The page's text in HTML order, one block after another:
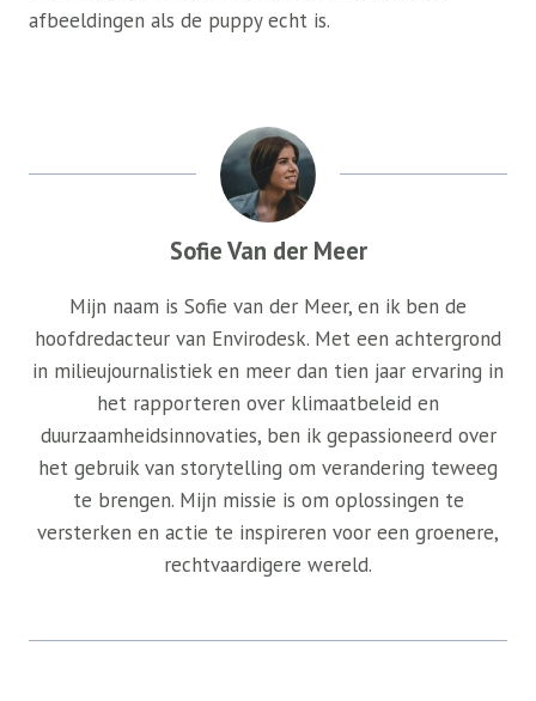
afbeeldingen als de puppy echt is.
Sofie Van der Meer
Mijn naam is Sofie van der Meer, en ik ben de
hoofdredacteur van Envirodesk. Met een achtergrond
in milieujournalistiek en meer dan tien jaar ervaring in
het rapporteren over klimaatbeleid en
duurzaamheidsinnovaties, ben ik gepassioneerd over
het gebruik van storytelling om verandering teweeg
te brengen. Mijn missie is om oplossingen te
versterken en actie te inspireren voor een groenere,
rechtvaardigere wereld.